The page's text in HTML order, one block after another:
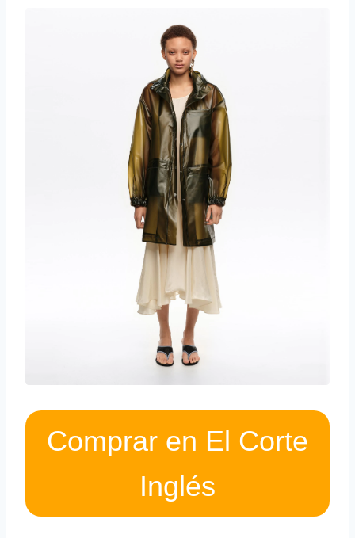
Comprar en El Corte
Inglés